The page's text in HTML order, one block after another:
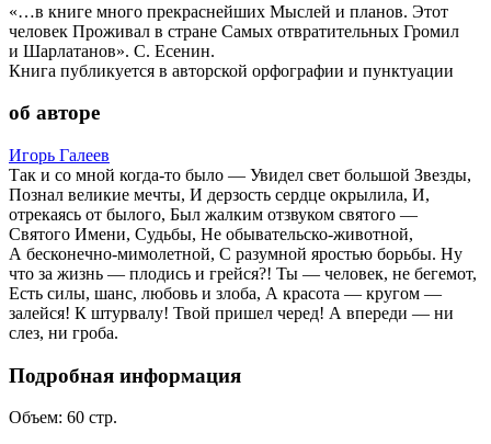
«…в книге много прекраснейших Мыслей и планов. Этот
человек Проживал в стране Самых отвратительных Громил
и Шарлатанов». С. Есенин.
Книга публикуется в авторской орфографии и пунктуации
об авторе
Игорь Галеев
Так и со мной когда-то было — Увидел свет большой Звезды,
Познал великие мечты, И дерзость сердце окрылила, И,
отрекаясь от былого, Был жалким отзвуком святого —
Святого Имени, Судьбы, Не обывательско-животной,
А бесконечно-мимолетной, С разумной яростью борьбы. Ну
что за жизнь — плодись и грейся?! Ты — человек, не бегемот,
Есть силы, шанс, любовь и злоба, А красота — кругом —
залейся! К штурвалу! Твой пришел черед! А впереди — ни
слез, ни гроба.
Подробная информация
Объем: 60 стр.